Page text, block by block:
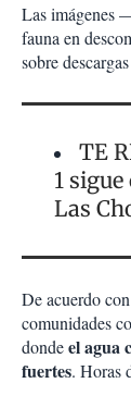
Las imágenes
fauna en
sobre
TE
1
Las
De acuerdo
comunidades
dondeel agua
fuertes. Horas